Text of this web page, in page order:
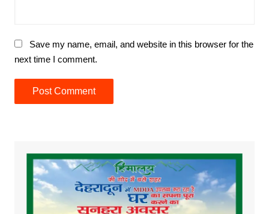
Save my name, email, and website in this browser for the
next time I comment.